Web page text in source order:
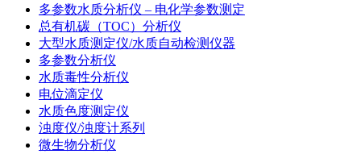
多参数水质分析仪 – 电化学参数测定
总有机碳（TOC）分析仪
大型水质测定仪/水质自动检测仪器
多参数分析仪
水质毒性分析仪
电位滴定仪
水质色度测定仪
浊度仪/浊度计系列
微生物分析仪